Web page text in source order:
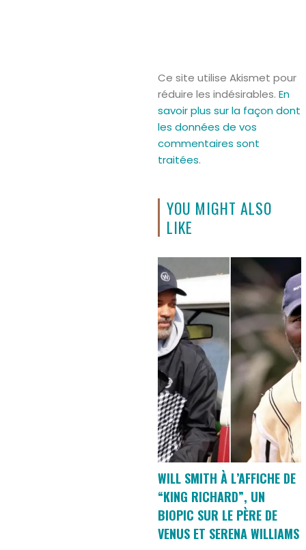
Ce site utilise Akismet pour
réduire les indésirables. En
savoir plus sur la façon dont
les données de vos
commentaires sont
traitées.
YOU MIGHT ALSO
LIKE
WILL SMITH À L’AFFICHE DE
“KING RICHARD”, UN
BIOPIC SUR LE PÈRE DE
VENUS ET SERENA WILLIAMS